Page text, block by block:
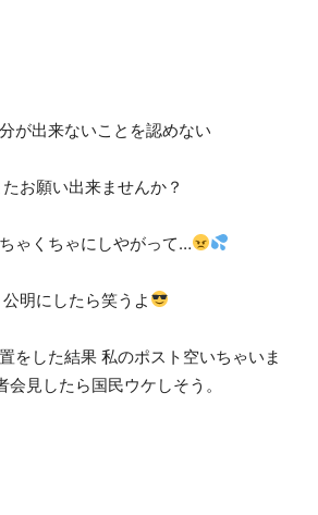
が出来ないことを認めない
お願い出来ませんか？
ゃくちゃにしやがって…
明にしたら笑うよ
をした結果 私のポスト空いちゃいま
見したら国民ウケしそう。